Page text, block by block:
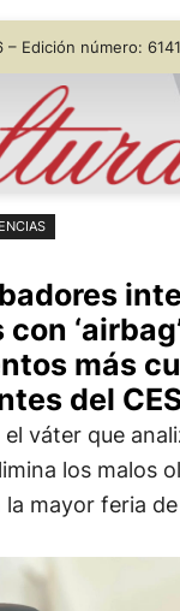
Edición número: 6141
más
del
váter que
los malos
mayor feria